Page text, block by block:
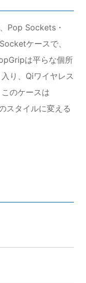
Pop Sockets・
ケースで、
は平らな個所
り、Qiワイヤレス
のケースは
スタイルに変える